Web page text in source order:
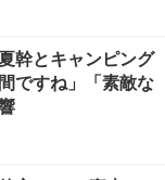
幹とキャンピング
ですね」「素敵な